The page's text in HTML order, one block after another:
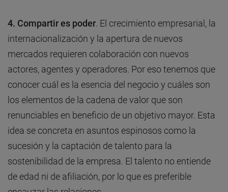
4. Compartir es poder . El crecimiento empresarial, la
internacionalización y la apertura de nuevos
mercados requieren colaboración con nuevos
actores, agentes y operadores. Por eso tenemos que
conocer cuál es la esencia del negocio y cuáles son
los elementos de la cadena de valor que son
renunciables en beneficio de un objetivo mayor. Esta
idea se concreta en asuntos espinosos como la
sucesión y la captación de talento para la
sostenibilidad de la empresa. El talento no entiende
de edad ni de afiliación, por lo que es preferible